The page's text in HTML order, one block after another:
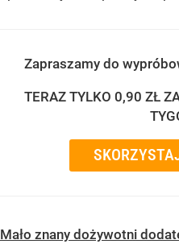
Zapraszamy do
TERAZ TYLKO 0,90 ZŁ
Mało znany dożywotni